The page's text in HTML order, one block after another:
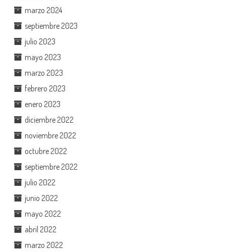
marzo 2024
septiembre 2023
julio 2023
mayo 2023
marzo 2023
febrero 2023
enero 2023
diciembre 2022
noviembre 2022
octubre 2022
septiembre 2022
julio 2022
junio 2022
mayo 2022
abril 2022
marzo 2022